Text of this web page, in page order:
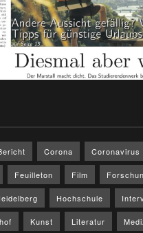
Corona Coronavirus
Feuilleton Film
Hochschule
Kunst Literatur